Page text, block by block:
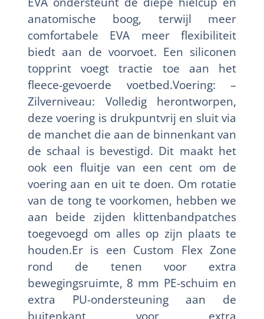
anatomische boog, terwijl meer
comfortabele EVA meer flexibiliteit
biedt aan de voorvoet. Een siliconen
topprint voegt tractie toe aan het
fleece-gevoerde voetbed.Voering: –
Zilverniveau: Volledig herontworpen,
deze voering is drukpuntvrij en sluit via
de manchet die aan de binnenkant van
de schaal is bevestigd. Dit maakt het
ook een fluitje van een cent om de
voering aan en uit te doen. Om rotatie
van de tong te voorkomen, hebben we
aan beide zijden klittenbandpatches
toegevoegd om alles op zijn plaats te
houden.Er is een Custom Flex Zone
rond de tenen voor extra
bewegingsruimte, 8 mm PE-schuim en
extra PU-ondersteuning aan de
buitenkant voor extra